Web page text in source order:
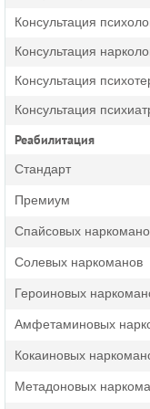
использует
болезни. Мы
зависимостью
арсенале и
наркозависимых!
капельницами в
потрясающие
Консультация
Консультация
Консультация
Консультация
Реабилитация
Стандарт
Премиум
Спайсовых
Солевых наркоманов
Героиновых
Амфетаминовых
Кокаиновых
Метадоновых